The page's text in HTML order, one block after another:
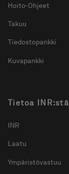
Hoito-Ohjeet
Takuu
Tiedostopankki
Kuvapankki
Tietoa INR:stä
INR
Laatu
Ympäristövastuu